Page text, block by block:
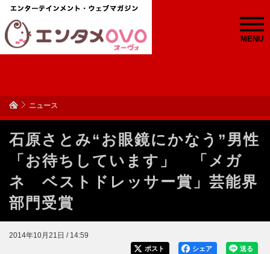
MENU
ニュース
石原さとみ“お眼鏡にかなう”男性
「お待ちしています」 「メガ
ネ ベストドレッサー賞」芸能界
部門受賞
2014年10月21日 / 14:59
送る
シェア
ポスト